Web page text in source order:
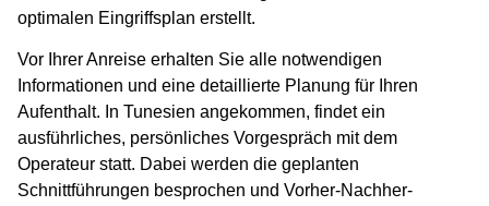
optimalen Eingriffsplan erstellt.
Vor Ihrer Anreise erhalten Sie alle notwendigen
Informationen und eine detaillierte Planung für Ihren
Aufenthalt. In Tunesien angekommen, findet ein
ausführliches, persönliches Vorgespräch mit dem
Operateur statt. Dabei werden die geplanten
Schnittführungen besprochen und Vorher-Nachher-